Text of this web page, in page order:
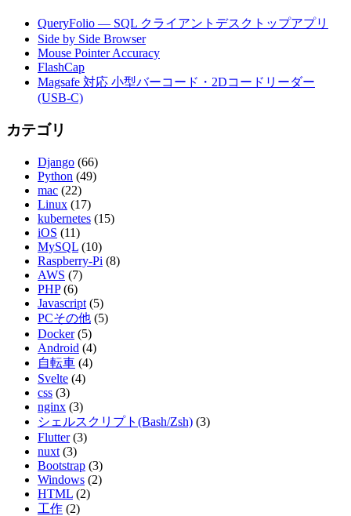
QueryFolio — SQL クライアントデスクトップアプリ
Side by Side Browser
Mouse Pointer Accuracy
FlashCap
Magsafe 対応 小型バーコード・2Dコードリーダー
(USB-C)
カテゴリ
Django (66)
Python (49)
mac (22)
Linux (17)
kubernetes (15)
iOS (11)
MySQL (10)
Raspberry-Pi (8)
AWS (7)
PHP (6)
Javascript (5)
PCその他 (5)
Docker (5)
Android (4)
自転車 (4)
Svelte (4)
css (3)
nginx (3)
シェルスクリプト(Bash/Zsh) (3)
Flutter (3)
nuxt (3)
Bootstrap (3)
Windows (2)
HTML (2)
工作 (2)